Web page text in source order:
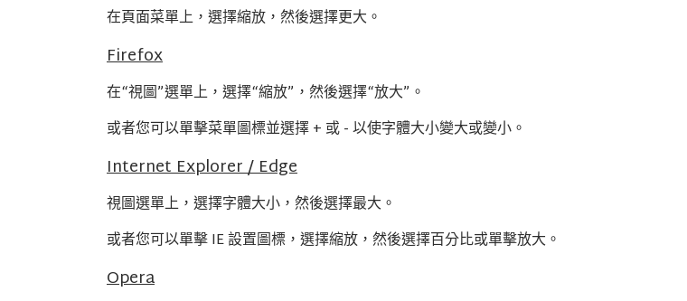
在頁面菜單上，選擇縮放，然後選擇更大。
Firefox
在“視圖”選單上，選擇“縮放”，然後選擇“放大”。
或者您可以單擊菜單圖標並選擇 + 或 - 以使字體大小變大或變小。
Internet Explorer / Edge
視圖選單上，選擇字體大小，然後選擇最大。
或者您可以單擊 IE 設置圖標，選擇縮放，然後選擇百分比或單擊放大。
Opera